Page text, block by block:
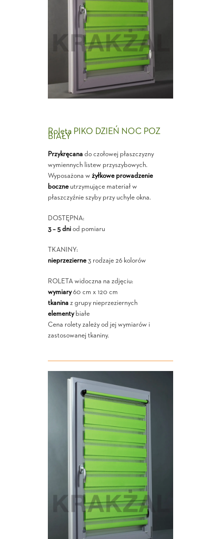
Roleta PIKO DZIEŃ NOC POZ
BIAŁY
Przykręcanado czołowej płaszczyzny
wymiennych listew przyszybowych.
Wyposażona w żyłkowe prowadzenie
boczneutrzymujące materiał w
płaszczyźnie szyby przy uchyle okna.
DOSTĘPNA:
3 – 5 dniod pomiaru
TKANINY:
nieprzezierne3 rodzaje 26 kolorów
ROLETA widoczna na zdjęciu:
wymiary60 cm x 120 cm
tkaninaz grupy nieprzeziernych
elementybiałe
Cena rolety zależy od jej wymiarów i
zastosowanej tkaniny.